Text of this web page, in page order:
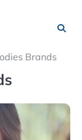
Brands